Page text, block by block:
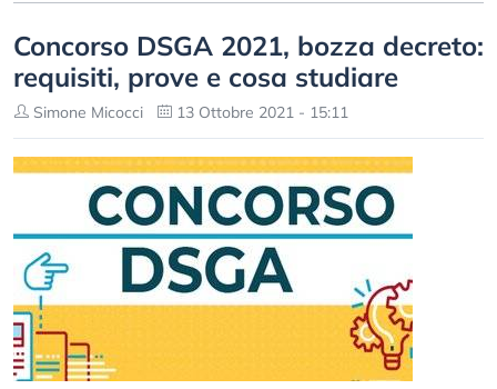
Concorso DSGA 2021, bozza decreto:
requisiti, prove e cosa studiare
Simone Micocci 13 Ottobre 2021 - 15:11